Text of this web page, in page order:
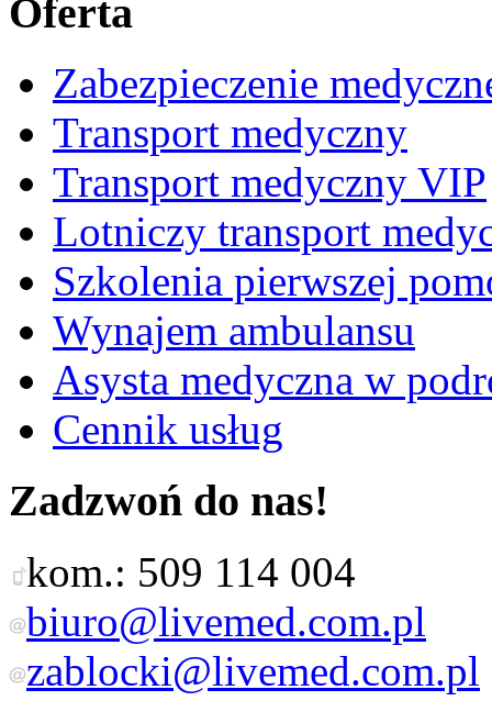
Oferta
Zabezpieczenie
Transport medyczny
Transport medyczny VIP
Lotniczy transport
Szkolenia pierwszej
Wynajem ambulansu
Asysta medyczna w
Cennik usług
Zadzwoń do nas!
kom.: 509 114 004
biuro@livemed.com.pl
zablocki@livemed.com.pl